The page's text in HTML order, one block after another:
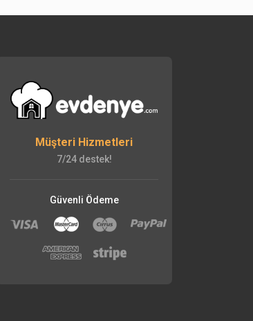
Müşteri Hizmetleri
7/24 destek!
Güvenli Ödeme